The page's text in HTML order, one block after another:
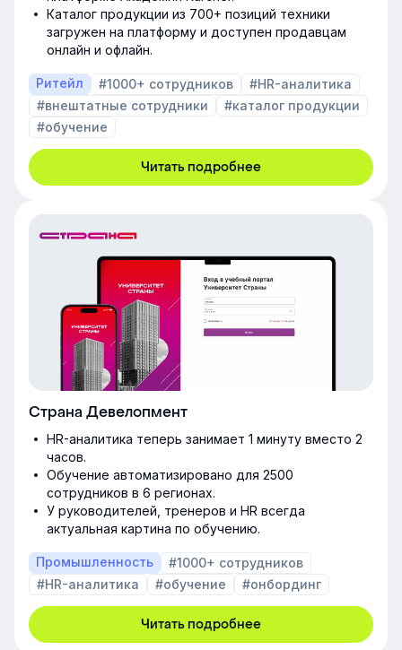
Каталог продукции из 700+ позиций техники
загружен на платформу и доступен продавцам
онлайн и офлайн.
Ритейл #1000+ сотрудников
#HR-аналитика
#внештатные сотрудники
#каталог продукции
#обучение
Читать подробнее
Страна Девелопмент
HR-аналитика теперь занимает 1 минуту вместо 2
часов.
Обучение автоматизировано для 2500
сотрудников в 6 регионах.
У руководителей, тренеров и HR всегда
актуальная картина по обучению.
Промышленность
#1000+ сотрудников
#HR-аналитика
#обучение #онбординг
Читать подробнее